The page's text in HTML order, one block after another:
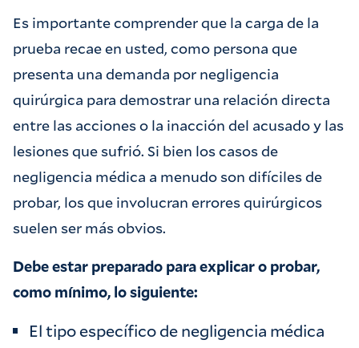
Es importante comprender que la carga de la
prueba recae en usted, como persona que
presenta una demanda por negligencia
quirúrgica para demostrar una relación directa
entre las acciones o la inacción del acusado y las
lesiones que sufrió. Si bien los casos de
negligencia médica a menudo son difíciles de
probar, los que involucran errores quirúrgicos
suelen ser más obvios.
Debe estar preparado para explicar o probar,
como mínimo, lo siguiente:
El tipo específico de negligencia médica